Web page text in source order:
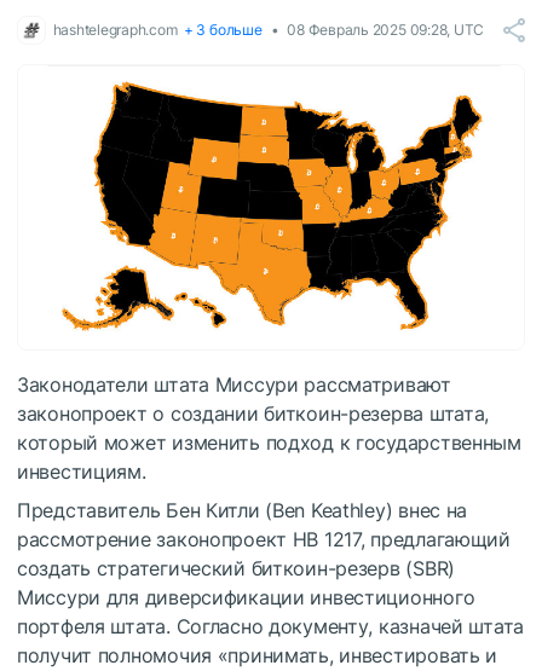
hashtelegraph.com + 3 больше 08 Февраль 2025 09:28, UTC
Законодатели штата Миссури рассматривают
законопроект о создании биткоин-резерва штата,
который может изменить подход к государственным
инвестициям.
Представитель Бен Китли (Ben Keathley) внес на
рассмотрение законопроект HB 1217, предлагающий
создать стратегический биткоин-резерв (SBR)
Миссури для диверсификации инвестиционного
портфеля штата. Согласно документу, казначей штата
получит полномочия «принимать, инвестировать и